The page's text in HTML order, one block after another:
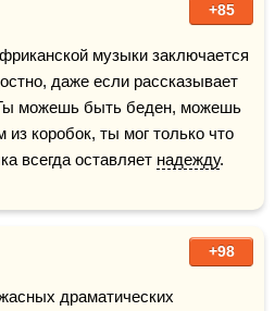
+85
музыки заключается
даже если рассказывает
можешь быть беден, можешь
из коробок, ты мог только что
всегда оставляет надежду.
+98
драматических